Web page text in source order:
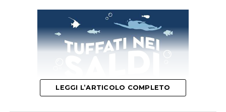
LEGGI L’ARTICOLO COMPLETO